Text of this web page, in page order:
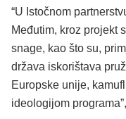
“U Istočnom
Međutim, kroz projekt
snage, kao što su,
država iskorištava
Europske unije,
ideologijom